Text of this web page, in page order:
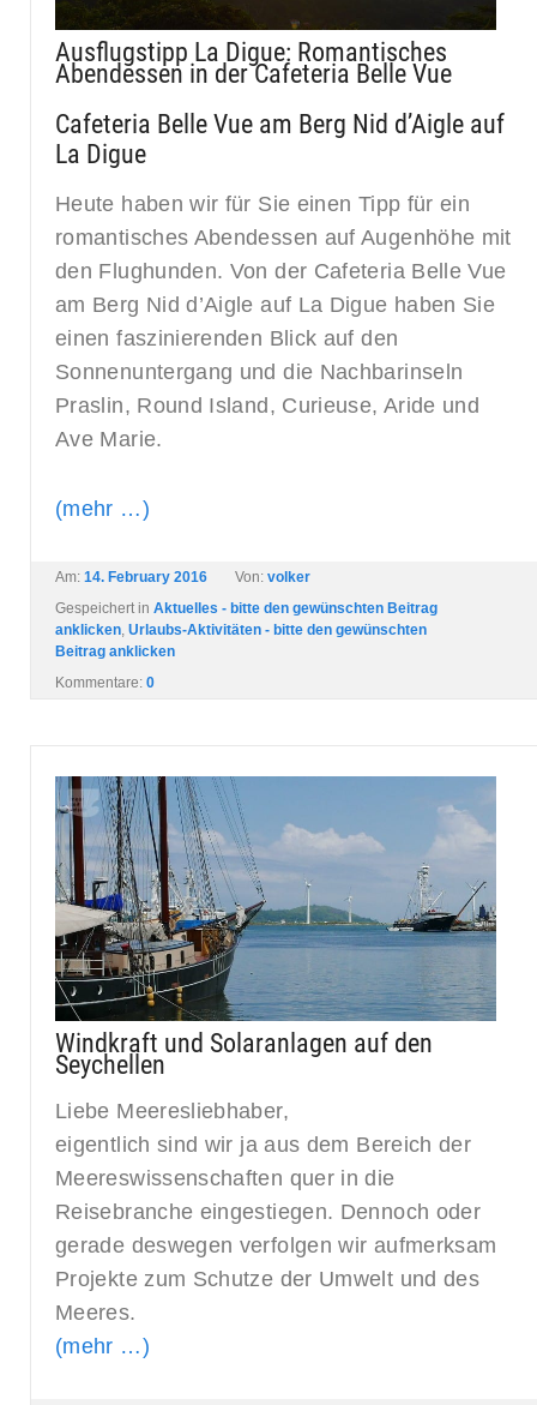
Ausflugstipp La Digue: Romantisches
Abendessen in der Cafeteria Belle Vue
Cafeteria Belle Vue am Berg Nid d’Aigle auf
La Digue
Heute haben wir für Sie einen Tipp für ein
romantisches Abendessen auf Augenhöhe mit
den Flughunden. Von der Cafeteria Belle Vue
am Berg Nid d’Aigle auf La Digue haben Sie
einen faszinierenden Blick auf den
Sonnenuntergang und die Nachbarinseln
Praslin, Round Island, Curieuse, Aride und
Ave Marie.
(mehr …)
Am: 14. February 2016 Von: volker
Gespeichert in Aktuelles - bitte den gewünschten Beitrag
anklicken Urlaubs-Aktivitäten - bitte den gewünschten
Beitrag anklicken
Kommentare: 0
Windkraft und Solaranlagen auf den
Seychellen
Liebe Meeresliebhaber,
eigentlich sind wir ja aus dem Bereich der
Meereswissenschaften quer in die
Reisebranche eingestiegen. Dennoch oder
gerade deswegen verfolgen wir aufmerksam
Projekte zum Schutze der Umwelt und des
Meeres.
(mehr …)